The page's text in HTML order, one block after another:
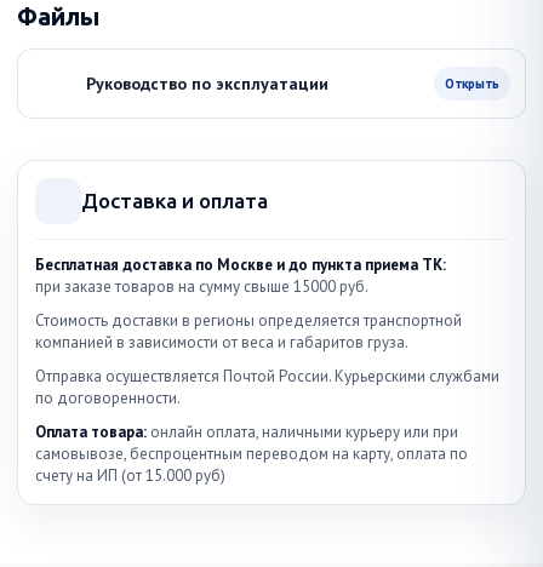
Файлы
Руководство по эксплуатации Открыть
Доставка и оплата
Бесплатная доставка по Москве и до пункта приема ТК:
при заказе товаров на сумму свыше 15000 руб.
Стоимость доставки в регионы определяется транспортной
компанией в зависимости от веса и габаритов груза.
Отправка осуществляется Почтой России. Курьерскими службами
по договоренности.
Оплата товара: онлайн оплата, наличными курьеру или при
самовывозе, беспроцентным переводом на карту, оплата по
счету на ИП (от 15.000 руб)